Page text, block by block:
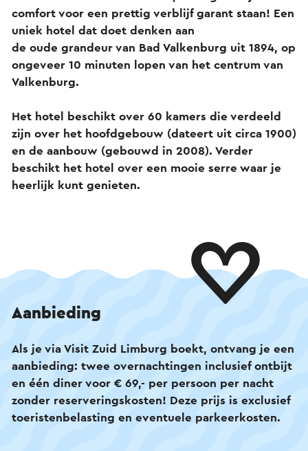
comfort voor een prettig verblijf garant staan! Een
uniek hotel dat doet denken aan
de oude grandeur van Bad Valkenburg uit 1894, op
ongeveer 10 minuten lopen van het centrum van
Valkenburg.
Het hotel beschikt over 60 kamers die verdeeld
zijn over het hoofdgebouw (dateert uit circa 1900)
en de aanbouw (gebouwd in 2008). Verder
beschikt het hotel over een mooie serre waar je
heerlijk kunt genieten.
Aanbieding
Als je via Visit Zuid Limburg boekt, ontvang je een
aanbieding: twee overnachtingen inclusief ontbijt
en één diner voor € 69,- per persoon per nacht
zonder reserveringskosten! Deze prijs is exclusief
toeristenbelasting en eventuele parkeerkosten.